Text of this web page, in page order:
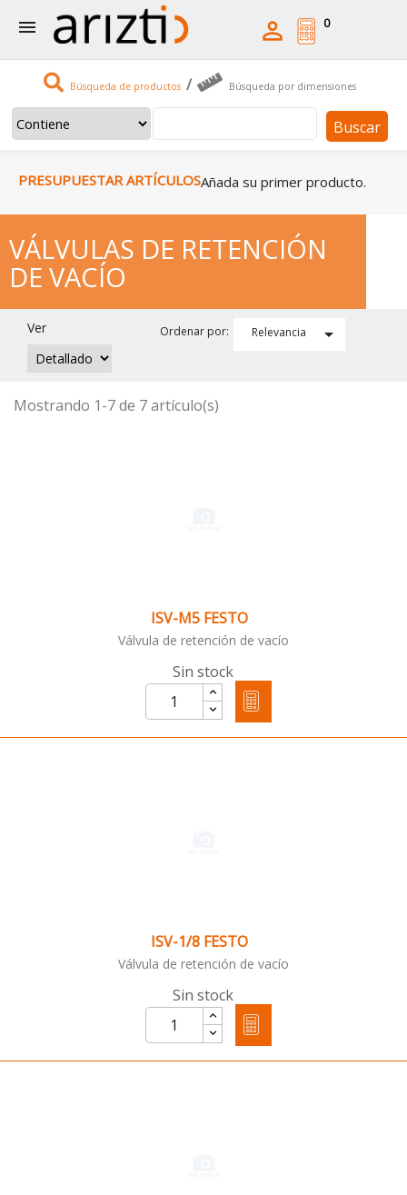
 
Búsqueda de productos / Búsqueda por dimensiones
Buscar
0
PRESUPUESTAR ARTÍCULOSAñada su primer producto.
VÁLVULAS DE RETENCIÓN
DE VACÍO
Ver Ordenar por: Relevancia 
Mostrando 1-7 de 7 artículo(s)
ISV-M5 FESTO
Válvula de retención de vacío
Sin stock
ISV-1/8 FESTO
Válvula de retención de vacío
Sin stock